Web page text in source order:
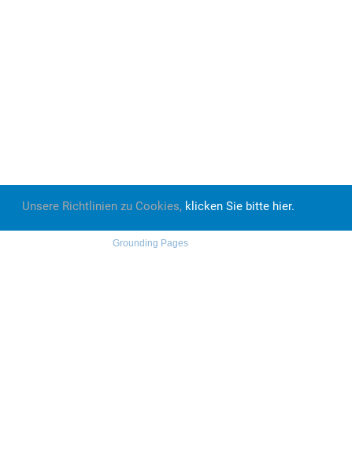
Unsere Richtlinien zu Cookies, klicken Sie bitte hier.
Grounding Pages